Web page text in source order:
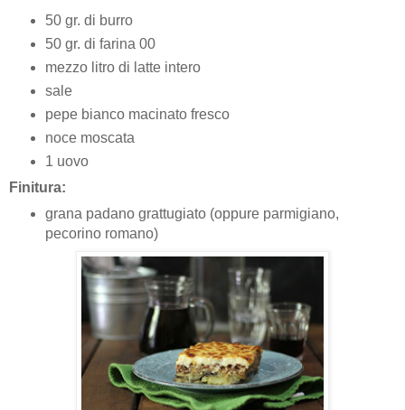
50 gr. di burro
50 gr. di farina 00
mezzo litro di latte intero
sale
pepe bianco macinato fresco
noce moscata
1 uovo
Finitura:
grana padano grattugiato (oppure parmigiano,
pecorino romano)